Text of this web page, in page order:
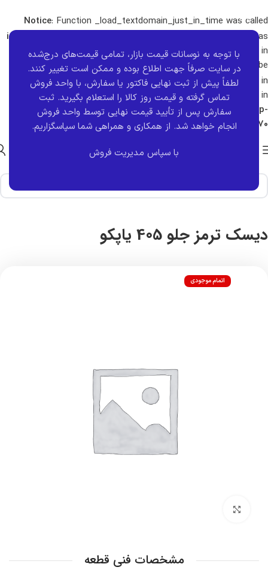
با توجه به نوسانات قیمت بازار، تمامی قیمت‌های درج‌شده
در سایت صرفاً جهت اطلاع بوده و ممکن است تغییر کنند.
لطفاً پیش از ثبت نهایی فاکتور یا سفارش، با واحد فروش
تماس گرفته و قیمت روز کالا را استعلام بگیرید. ثبت
سفارش پس از تأیید قیمت نهایی توسط واحد فروش
انجام خواهد شد. از همکاری و همراهی شما سپاسگزاریم.
با سپاس مدیریت فروش
Notice: Function _load_textdomain_just_in_time was called
incorrectly
domain was
triggered too early. This is usually an indicator for some code in
the plugin or theme running too early. Translations should be
loaded at the init action or later. Please seeDebugging in
WordPress for more information. (This message was added in
version 6.7.0.) in /home/carikala/public_html/wp-
includes/functions.php on line 6170
خانه برند قطعه یاپکو
دیسک ترمز جلو 405 یاپکو
اتمام موجودی
مشخصات فنی قطعه